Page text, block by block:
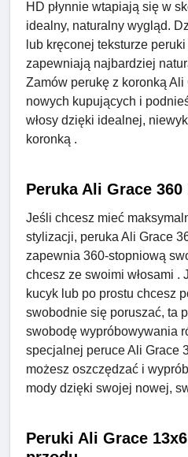
HD płynnie wtapiają się w
idealny, naturalny wygląd.
lub kręconej teksturze
zapewniają najbardziej
Zamów perukę z koronką
nowych kupujących i
włosy dzięki idealnej,
koronką .
Peruka Ali Grace
Jeśli chcesz mieć
stylizacji, peruka Ali Grace
zapewnia 360-stopniową
chcesz ze swoimi włosami .
kucyk lub po prostu chcesz
swobodnie się poruszać, ta
swobodę wypróbowywania
specjalnej peruce Ali Grace
możesz oszczędzać i
mody dzięki swojej nowej,
Peruki Ali Grace